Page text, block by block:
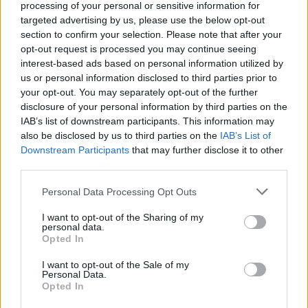
processing of your personal or sensitive information for
targeted advertising by us, please use the below opt-out
section to confirm your selection. Please note that after your
opt-out request is processed you may continue seeing
interest-based ads based on personal information utilized by
us or personal information disclosed to third parties prior to
your opt-out. You may separately opt-out of the further
disclosure of your personal information by third parties on the
IAB’s list of downstream participants. This information may
also be disclosed by us to third parties on the IAB’s List of
Downstream Participants that may further disclose it to other
Please note that this website/app uses one or more Google
not limited to your visit or usage behaviour. You may click to
grant or deny consent to Google and its third-party tags to
use your data for below specified purposes in below Google
consent section.
Personal Data Processing Opt Outs
I want to opt-out of the Sharing of my
personal data.
Opted In
I want to opt-out of the Sale of my
Personal Data.
Opted In
3. Vendégblogolás (Guest posting)
A prémium vendégblogolás során kiváló minőségű,
egyedi tartalmakat helyezel el más, magas
autoritású weboldalakon vagy blogokon, amelyek az
adott témában relevánsak.
Fontos, hogy:
Csak megbízható, jó hírű oldalakon publikálj.
A tartalom értékes és olvasmányos legyen.
A link természetesen, a szövegkörnyezetbe
illeszkedően szerepeljen.
A vendégblogolás nemcsak backlinket jelent, hanem
márkád szakmai elismertségét
4. PR és sajtókapcsolatok